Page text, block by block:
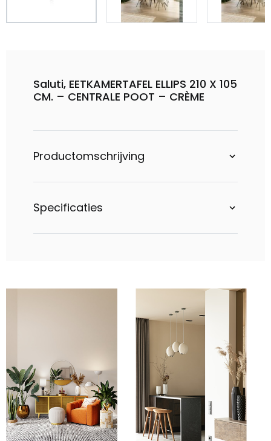
Saluti, EETKAMERTAFEL ELLIPS 210 X 105
CM. – CENTRALE POOT – CRÈME
Productomschrijving
Specificaties